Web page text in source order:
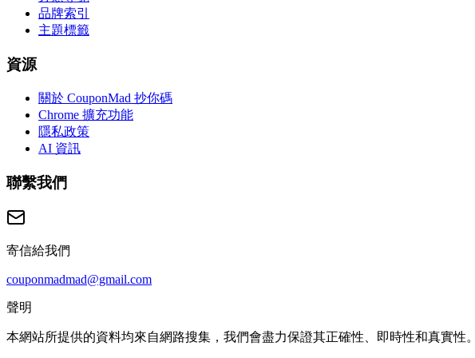
品牌索引
主題標籤
資源
關於 CouponMad 抄你碼
Chrome 擴充功能
隱私政策
AI 資訊
聯繫我們
寄信給我們
couponmadmad@gmail.com
聲明
本網站所提供的資料均來自網路搜集，我們會盡力保證其正確性、即時性和真實性